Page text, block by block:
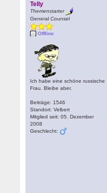
Telly
Themenstarter
General Counsel
Offline
Ich habe eine schöne russische
Frau. Bleibe aber.
Beiträge: 1546
Standort: Velbert
Mitglied seit: 05. Dezember
2008
Geschlecht: